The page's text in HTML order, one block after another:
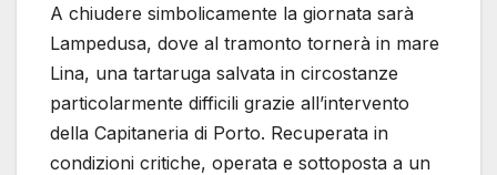
A chiudere simbolicamente la giornata sarà
Lampedusa, dove al tramonto tornerà in mare
Lina, una tartaruga salvata in circostanze
particolarmente difficili grazie all’intervento
della Capitaneria di Porto. Recuperata in
condizioni critiche, operata e sottoposta a un